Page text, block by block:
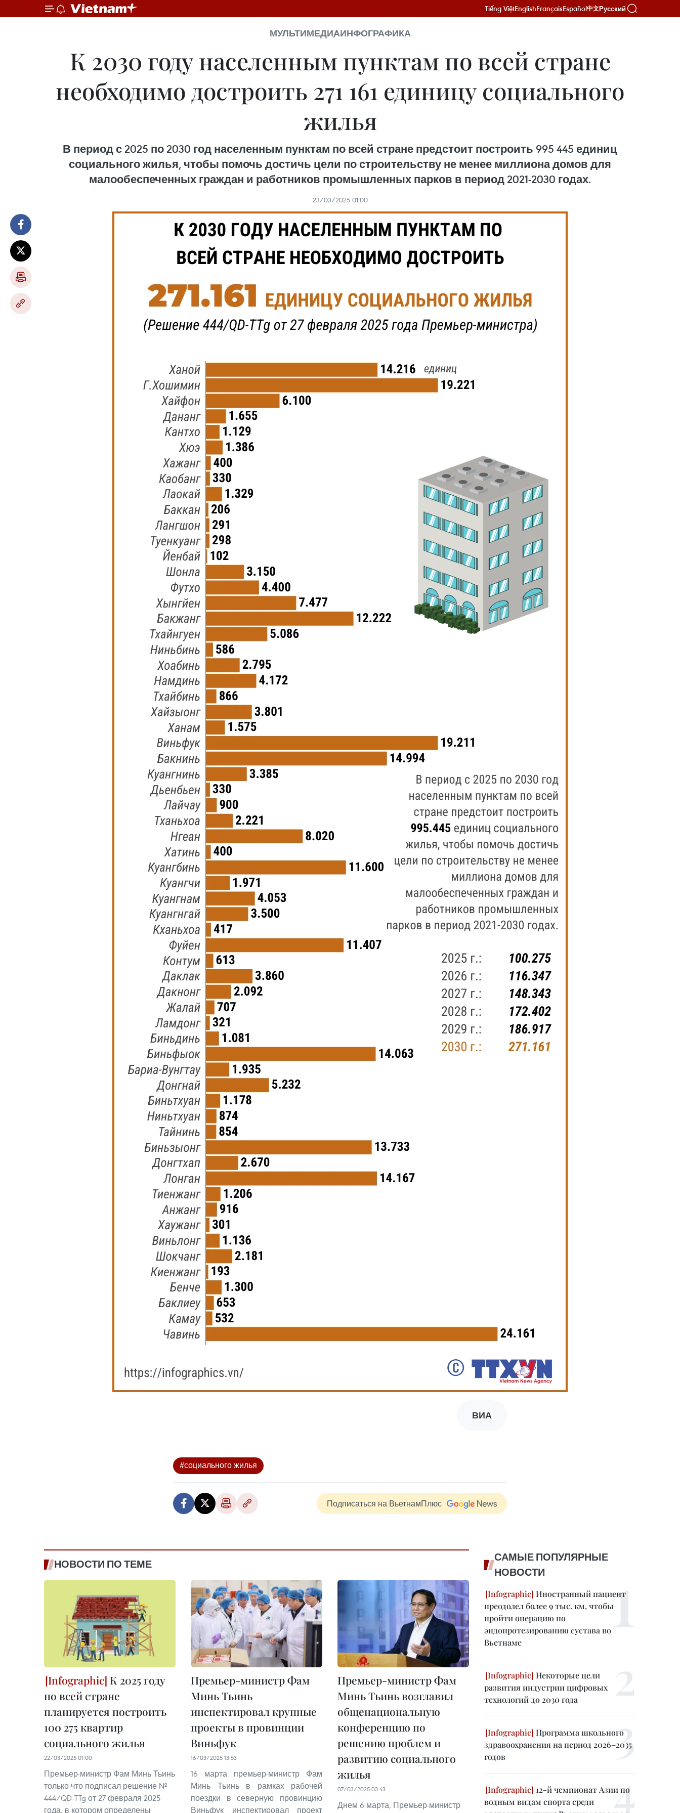
Tiếng ViệtEnglishFrançaisEspañol中文Русский
МУЛЬТИМЕДИАИНФОГРАФИКА
К 2030 году населенным пунктам по всей стране
необходимо достроить 271 161 единицу социального
жилья
В период с 2025 по 2030 год населенным пунктам по всей стране предстоит построить 995 445 единиц
социального жилья, чтобы помочь достичь цели по строительству не менее миллиона домов для
малообеспеченных граждан и работников промышленных парков в период 2021-2030 годах.
23/03/2025 01:00
ВИА
#социального жилья
Подписаться на ВьетнамПлюс
НОВОСТИ ПО ТЕМЕ
К 2025 году
по всей стране
планируется построить
100 275 квартир
социального жилья
22/03/2025 01:00
Премьер-министр Фам Минь Тьинь
только что подписал решение №
444/QD-TTg от 27 февраля 2025
года, в котором определены
Премьер-министр Фам
Минь Тьинь
инспектировал крупные
проекты в провинции
Виньфук
16/03/2025 13:53
16 марта премьер-министр Фам
Минь Тьинь в рамках рабочей
поездки в северную провинцию
Виньфук инспектировал проект
Премьер-министр Фам
Минь Тьинь возглавил
общенациональную
конференцию по
решению проблем и
развитию социального
жилья
07/03/2025 03:43
Днем 6 марта, Премьер-министр
САМЫЕ ПОПУЛЯРНЫЕ
НОВОСТИ
Иностранный пациент
преодолел более 9 тыс. км, чтобы
пройти операцию по
эндопротезированию сустава во
Вьетнаме
Некоторые цели
развития индустрии цифровых
технологий до 2030 года
Программа школьного
здравоохранения на период 2026–2035
годов
12-й чемпионат Азии по
водным видам спорта среди